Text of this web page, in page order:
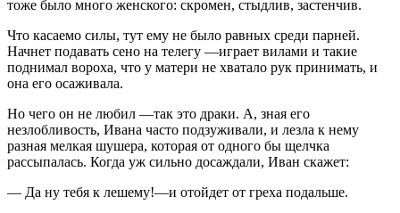
тоже было много женского: скромен, стыдлив, застенчив.
Что касаемо силы, тут ему не было равных среди парней.
Начнет подавать сено на телегу —играет вилами и такие
поднимал вороха, что у матери не хватало рук принимать, и
она его осаживала.
Но чего он не любил —так это драки. А, зная его
незлобливость, Ивана часто подзуживали, и лезла к нему
разная мелкая шушера, которая от одного бы щелчка
рассыпалась. Когда уж сильно досаждали, Иван скажет:
— Да ну тебя к лешему!—и отойдет от греха подальше.